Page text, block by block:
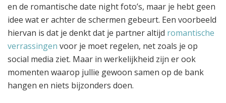
en de romantische date night foto’s, maar je hebt geen
idee wat er achter de schermen gebeurt. Een voorbeeld
hiervan is dat je denkt dat je partner altijd romantische
verrassingen voor je moet regelen, net zoals je op
social media ziet. Maar in werkelijkheid zijn er ook
momenten waarop jullie gewoon samen op de bank
hangen en niets bijzonders doen.